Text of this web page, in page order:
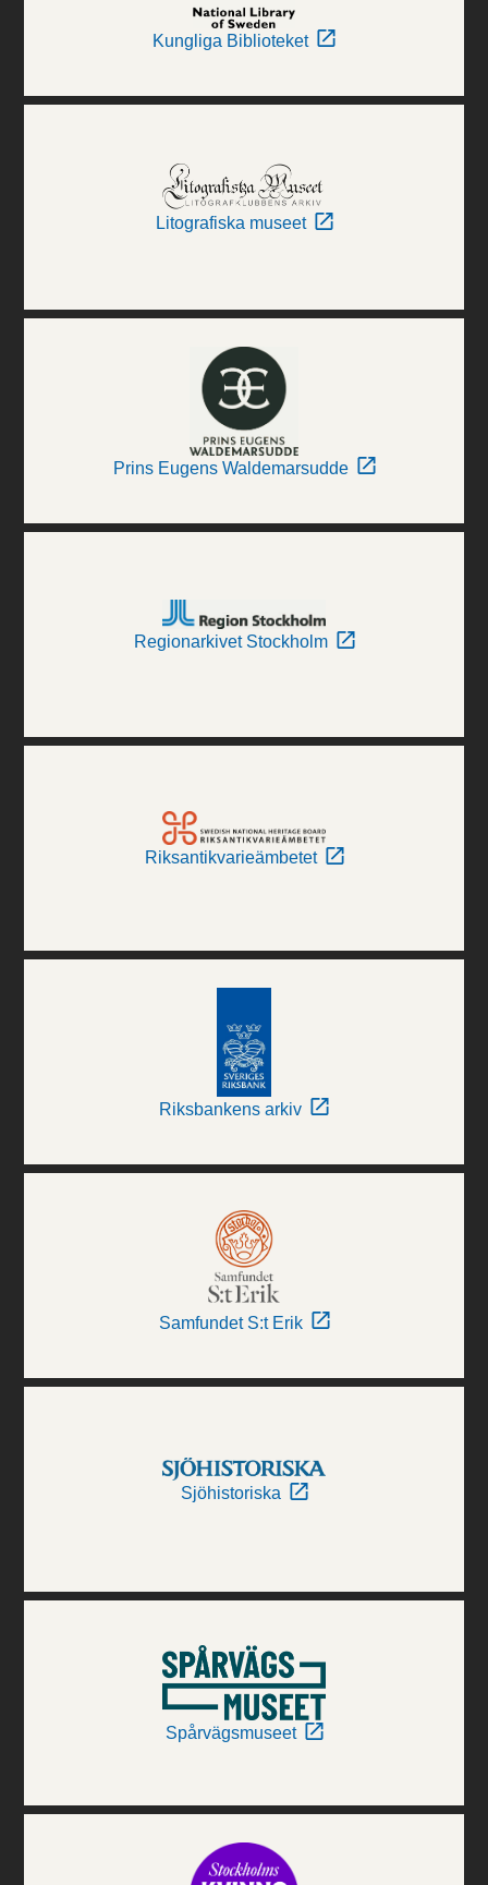
Kungliga Biblioteket
Litografiska museet
Prins Eugens Waldemarsudde
Regionarkivet Stockholm
Riksantikvarieämbetet
Riksbankens arkiv
Samfundet S:t Erik
Sjöhistoriska
Spårvägsmuseet